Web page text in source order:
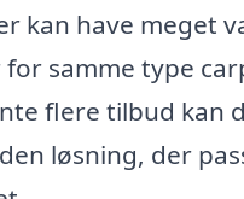
kan have meget
samme type
flere tilbud kan
løsning, der